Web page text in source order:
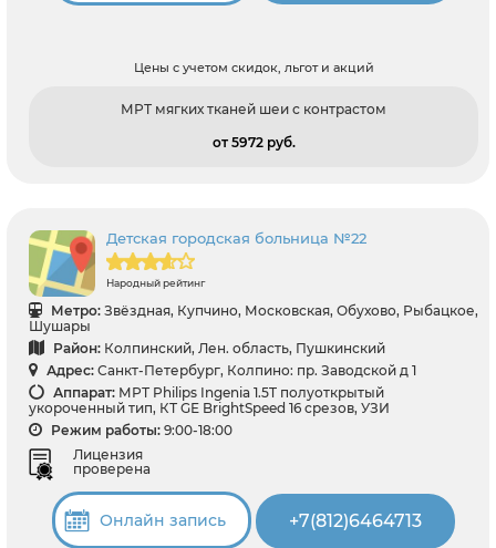
Цены с учетом скидок, льгот и акций
МРТ мягких тканей шеи с контрастом
от 5972 pуб.
Детская городская больница №22
Народный рейтинг
Метро: Звёздная, Купчино, Московская, Обухово, Рыбацкое,
Шушары
Район: Колпинский, Лен. область, Пушкинский
Адрес: Санкт-Петербург, Колпино: пр. Заводской д 1
Аппарат: МРТ Philips Ingenia 1.5T полуоткрытый
укороченный тип, КТ GЕ BrightSpeed 16 срезов, УЗИ
Режим работы: 9:00-18:00
Лицензия
проверена
Онлайн запись +7(812)6464713